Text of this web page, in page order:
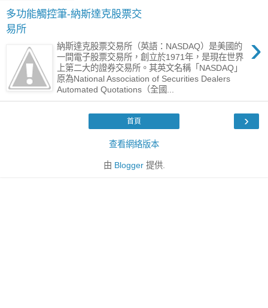
多功能觸控筆-納斯達克股票交
易所
›
納斯達克股票交易所（英語：NASDAQ）是美國的
一間電子股票交易所，創立於1971年，是現在世界
上第二大的證券交易所。其英文名稱「NASDAQ」
原為National Association of Securities Dealers
Automated Quotations（全國...
›
首頁
查看網絡版本
由 Blogger提供.